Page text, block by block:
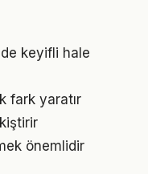
keyifli hale
fark yaratır
önemlidir